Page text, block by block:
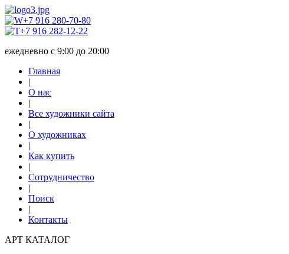
+7 916 280-70-80
+7 916 282-12-22
ежедневно с 9:00 до 20:00
Главная
|
О нас
|
Все художники сайта
|
О художниках
|
Как купить
|
Сотрудничество
|
Поиск
|
Контакты
АРТ КАТАЛОГ